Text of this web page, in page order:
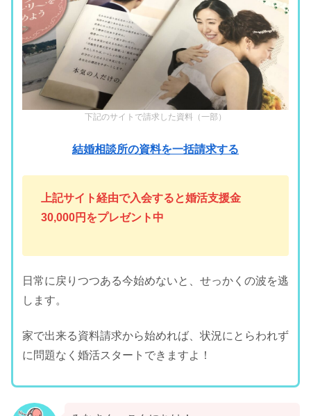
下記のサイトで請求した資料（一部）
結婚相談所の資料を一括請求する
上記サイト経由で入会すると婚活支援金
30,000円をプレゼント中
日常に戻りつつある今始めないと、せっかくの波を逃
します。
家で出来る資料請求から始めれば、状況にとらわれず
に問題なく婚活スタートできますよ！